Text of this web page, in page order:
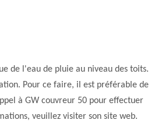
de l'eau de pluie au niveau des toits.
Pour ce faire, il est préférable de
à GW couvreur 50 pour effectuer
veuillez visiter son site web.